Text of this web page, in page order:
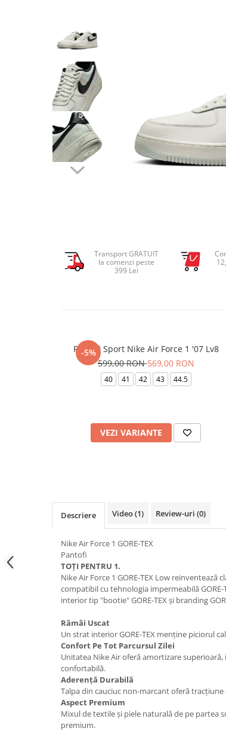
Pantaloni scurti Copii
Ingrijire incaltaminte
Transport GRATUIT
la comenzi peste
399 Lei
-5%
Pantofi Sport Nike Air Force 1 '07 Lv8
599,00 RON569,00 RON
40 41 42 43 44.5
VEZI VARIANTE
Descriere Video(1) Review-uri (0)
Nike Air Force 1 GORE-TEX
Pantofi
TOȚI PENTRU 1.
Nike Air Force 1 GORE-TEX Low reinventează
compatibil cu tehnologia impermeabilă
interior tip "bootie" GORE-TEX și branding
Rămâi Uscat
Un strat interior GORE-TEX menține piciorul
Confort Pe Tot Parcursul Zilei
Unitatea Nike Air oferă amortizare
confortabilă.
Aderență Durabilă
Talpa din cauciuc non-marcant oferă
Aspect Premium
Mixul de textile și piele naturală de pe partea
premium.